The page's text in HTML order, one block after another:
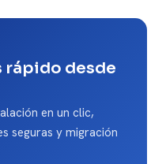
rápido desde
en un clic,
seguras y migración